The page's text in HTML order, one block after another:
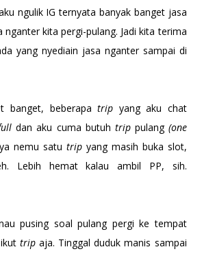
ngulik IG ternyata banyak banget jasa
nganter kita pergi-pulang. Jadi kita terima
yang nyediain jasa nganter sampai di
banget, beberapatrip yang aku chat
dan aku cuma butuh trippulang (one
nemu satu tripyang masih buka slot,
Lebih hemat kalau ambil PP, sih.
pusing soal pulang pergi ke tempat
tripaja. Tinggal duduk manis sampai